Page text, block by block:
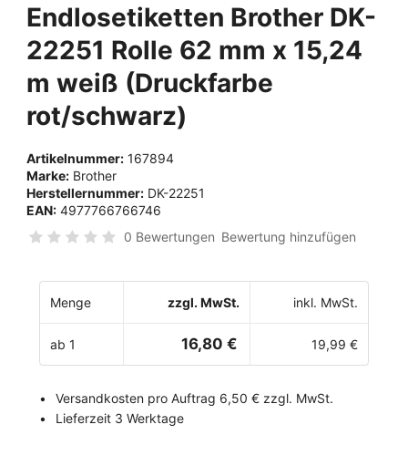
Endlosetiketten Brother DK-
22251 Rolle 62 mm x 15,24
m weiß (Druckfarbe
rot/schwarz)
Artikelnummer: 167894
Marke: Brother
Herstellernummer: DK-22251
EAN: 4977766766746
0 Bewertungen Bewertung hinzufügen
Menge zzgl. MwSt. inkl. MwSt.
ab 1 16,80 € 19,99 €
Versandkosten pro Auftrag 6,50 € zzgl. MwSt.
Lieferzeit 3 Werktage